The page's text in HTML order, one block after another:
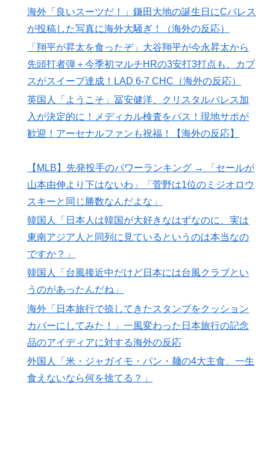
▶ 韓国人「日本の女子高生のセーラー服と外国人観光客の
関係性」
海外「良いスーツだ！」鎌田大地の誕生日にCパレス
が投稿した写真に海外大騒ぎ！（海外の反応）
「翔平が昇太を食ったぞ」大谷翔平が今永昇太から
先頭打者弾＋今季初マルチHRの3安打3打点も、カブ
スがスイープ達成！LAD 6-7 CHC（海外の反応）
英国人「ようこそ」冨安健洋、クリスタルパレス加
入が決定的に！メディカル検査をパス！現地サポが
歓迎！アーセナルファンも祝福！【海外の反応】
【MLB】先発投手のパワーランキング → 「セールが
山本由伸より下はないわ」「菅野は1位のミジオロウ
スキーと同じ勝数なんだよな」
韓国人「日本人は韓国が大好きなはずなのに、実は
東南アジア人と同列に見ているというのは本当なの
ですか？」
韓国人「台風接近中だけど日本には台風クラブとい
うのがあったんだね」
海外「日本旅行で捺してきたスタンプをクッション
カバーにしてみた！」一風変わった日本旅行の記念
品のアイディアに対する海外の反応
外国人「米・ジャガイモ・パン・麺の4大主食、一生
食えないなら何を捨てる？」